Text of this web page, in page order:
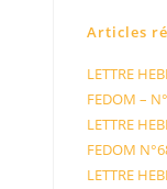
Articles
LETTRE
FEDOM –
LETTRE
FEDOM
LETTRE